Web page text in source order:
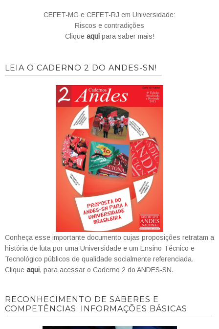
CEFET-MG e CEFET-RJ em Universidade:
Riscos e contradições
Clique aquipara saber mais!
LEIA O CADERNO 2 DO ANDES-SN!
Conheça esse importante documento cujas proposições retratam a
história de luta por uma Universidade e um Ensino Técnico e
Tecnológico públicos de qualidade socialmente referenciada.
Clique aqui, para acessar o Caderno 2 do ANDES-SN.
RECONHECIMENTO DE SABERES E
COMPETÊNCIAS: INFORMAÇÕES BÁSICAS